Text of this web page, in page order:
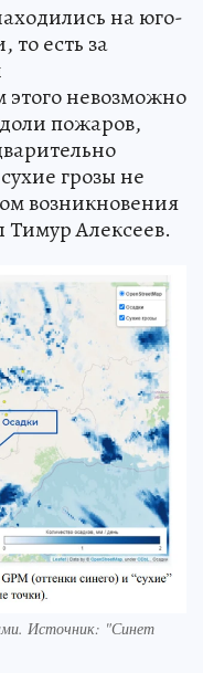
на юго-
то есть за
этого невозможно
пожаров,
грозы не
возникновения
Алексеев.
Источник: "Синет